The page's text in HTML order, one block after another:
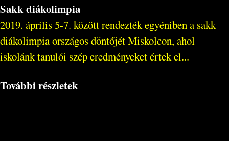
Sakk diákolimpia
2019. április 5-7. között rendezték egyéniben a sakk
diákolimpia országos döntőjét Miskolcon, ahol
iskolánk tanulói szép eredményeket értek el...
További részletek